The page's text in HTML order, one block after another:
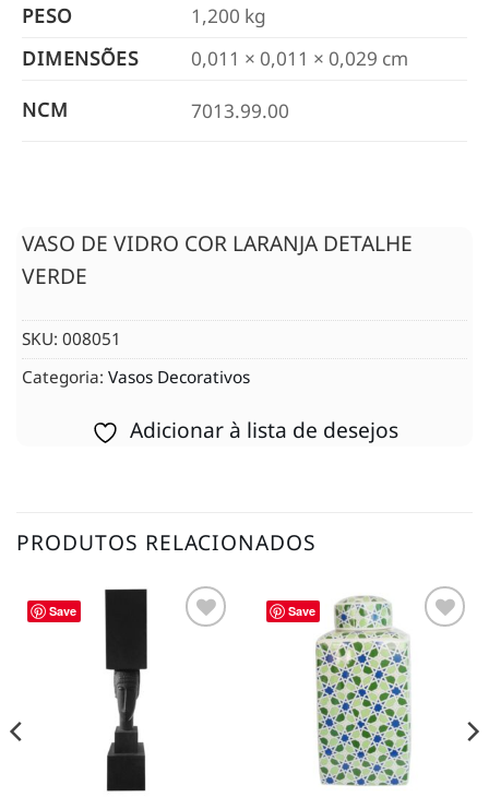
PESO
1,200 kg
DIMENSÕES
0,011 × 0,011 × 0,029 cm
NCM 7013.99.00
VASO DE VIDRO COR LARANJA DETALHE
VERDE
SKU: 008051
Categoria: Vasos Decorativos
Adicionar à lista de desejos
PRODUTOS RELACIONADOS
Save Save
Adicionar
à lista de
desejos